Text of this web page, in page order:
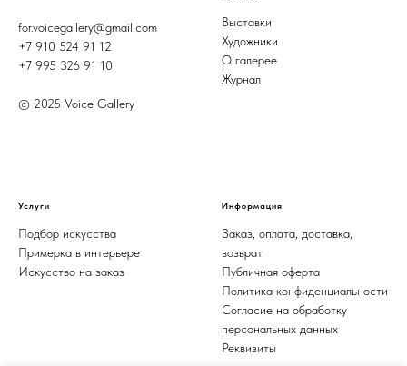
for.voicegallery@gmail.com
+7 910 524 91 12
+7 995 326 91 10
© 2025 Voice Gallery
Выставки
Художники
О галерее
Журнал
Услуги
Подбор искусства
Примерка в интерьере
Искусство на заказ
Информация
Заказ, оплата, доставка,
возврат
Публичная оферта
Политика конфиденциальности
Согласие на обработку
персональных данных
Реквизиты